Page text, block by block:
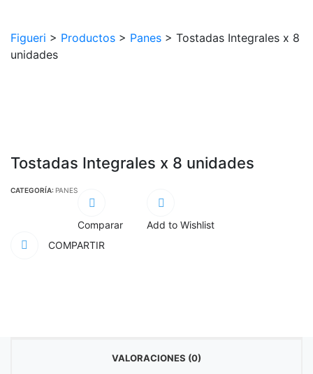
Figueri > Productos > Panes > Tostadas Integrales x 8
unidades
Tostadas Integrales x 8 unidades
CATEGORÍA: PANES
COMPARTIR
Comparar Add to Wishlist
VALORACIONES (0)